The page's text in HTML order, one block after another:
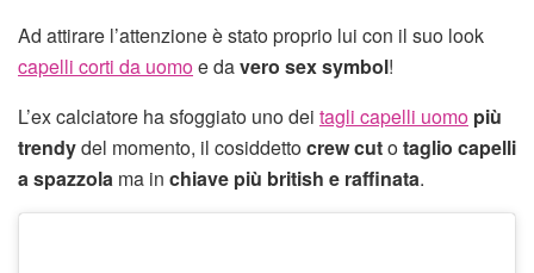
Ad attirare l’attenzione è stato proprio lui con il suo look
capelli corti da uomoe davero sex symbol!
L’ex calciatore ha sfoggiato uno dei tagli capelli uomo più
trendydel momento, il cosiddettocrew cutotaglio capelli
a spazzola ma in chiave più british e raffinata.